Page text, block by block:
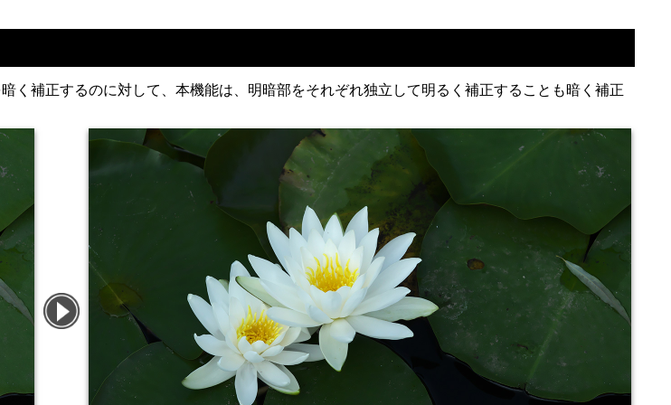
く補正するのに対して、本機能は、明暗部をそれぞれ独立して明るく補正することも暗く補正